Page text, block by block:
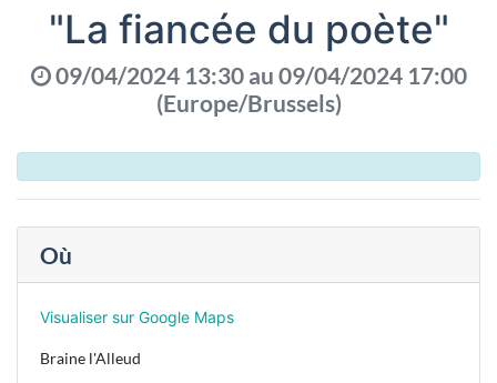
"La fiancée du poète"
09/04/2024 13:30au 09/04/2024 17:00
(Europe/Brussels)
Où
Visualiser sur Google Maps
Braine l'Alleud